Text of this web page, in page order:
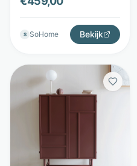
ZILT
S SoHome Bekijk